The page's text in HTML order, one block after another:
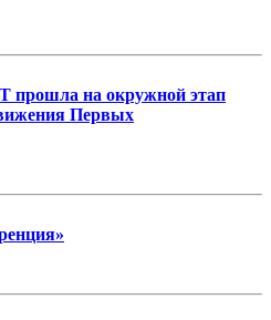
прошла на окружной этап
Первых